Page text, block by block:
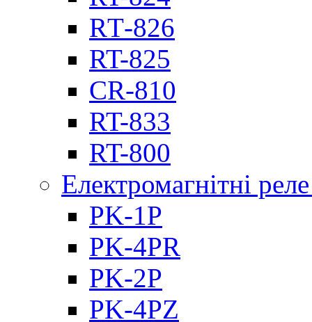
RТ-826
RT-825
CR-810
RT-833
RT-800
Електромагнітні
PK-1P
PK-4PR
PK-2Р
PK-4PZ